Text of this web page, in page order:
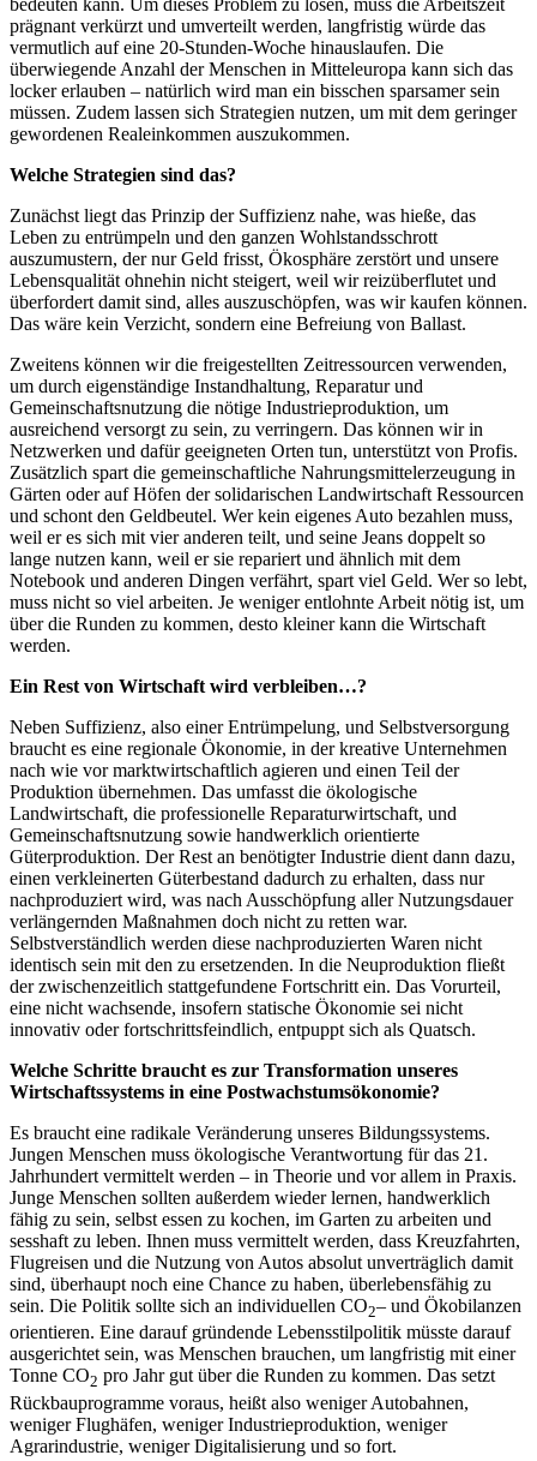
bedeuten kann. Um dieses Problem zu lösen, muss die Arbeitszeit
prägnant verkürzt und umverteilt werden, langfristig würde das
vermutlich auf eine 20-Stunden-Woche hinauslaufen. Die
überwiegende Anzahl der Menschen in Mitteleuropa kann sich das
locker erlauben – natürlich wird man ein bisschen sparsamer sein
müssen. Zudem lassen sich Strategien nutzen, um mit dem geringer
gewordenen Realeinkommen auszukommen.
Welche Strategien sind das?
Zunächst liegt das Prinzip der Suffizienz nahe, was hieße, das
Leben zu entrümpeln und den ganzen Wohlstandsschrott
auszumustern, der nur Geld frisst, Ökosphäre zerstört und unsere
Lebensqualität ohnehin nicht steigert, weil wir reizüberflutet und
überfordert damit sind, alles auszuschöpfen, was wir kaufen können.
Das wäre kein Verzicht, sondern eine Befreiung von Ballast.
Zweitens können wir die freigestellten Zeitressourcen verwenden,
um durch eigenständige Instandhaltung, Reparatur und
Gemeinschaftsnutzung die nötige Industrieproduktion, um
ausreichend versorgt zu sein, zu verringern. Das können wir in
Netzwerken und dafür geeigneten Orten tun, unterstützt von Profis.
Zusätzlich spart die gemeinschaftliche Nahrungsmittelerzeugung in
Gärten oder auf Höfen der solidarischen Landwirtschaft Ressourcen
und schont den Geldbeutel. Wer kein eigenes Auto bezahlen muss,
weil er es sich mit vier anderen teilt, und seine Jeans doppelt so
lange nutzen kann, weil er sie repariert und ähnlich mit dem
Notebook und anderen Dingen verfährt, spart viel Geld. Wer so lebt,
muss nicht so viel arbeiten. Je weniger entlohnte Arbeit nötig ist, um
über die Runden zu kommen, desto kleiner kann die Wirtschaft
werden.
Ein Rest von Wirtschaft wird verbleiben…?
Neben Suffizienz, also einer Entrümpelung, und Selbstversorgung
braucht es eine regionale Ökonomie, in der kreative Unternehmen
nach wie vor marktwirtschaftlich agieren und einen Teil der
Produktion übernehmen. Das umfasst die ökologische
Landwirtschaft, die professionelle Reparaturwirtschaft, und
Gemeinschaftsnutzung sowie handwerklich orientierte
Güterproduktion. Der Rest an benötigter Industrie dient dann dazu,
einen verkleinerten Güterbestand dadurch zu erhalten, dass nur
nachproduziert wird, was nach Ausschöpfung aller Nutzungsdauer
verlängernden Maßnahmen doch nicht zu retten war.
Selbstverständlich werden diese nachproduzierten Waren nicht
identisch sein mit den zu ersetzenden. In die Neuproduktion fließt
der zwischenzeitlich stattgefundene Fortschritt ein. Das Vorurteil,
eine nicht wachsende, insofern statische Ökonomie sei nicht
innovativ oder fortschrittsfeindlich, entpuppt sich als Quatsch.
Welche Schritte braucht es zur Transformation unseres
Wirtschaftssystems in eine Postwachstumsökonomie?
Es braucht eine radikale Veränderung unseres Bildungssystems.
Jungen Menschen muss ökologische Verantwortung für das 21.
Jahrhundert vermittelt werden – in Theorie und vor allem in Praxis.
Junge Menschen sollten außerdem wieder lernen, handwerklich
fähig zu sein, selbst essen zu kochen, im Garten zu arbeiten und
sesshaft zu leben. Ihnen muss vermittelt werden, dass Kreuzfahrten,
Flugreisen und die Nutzung von Autos absolut unverträglich damit
sind, überhaupt noch eine Chance zu haben, überlebensfähig zu
sein. Die Politik sollte sich an individuellen CO2– und Ökobilanzen
orientieren. Eine darauf gründende Lebensstilpolitik müsste darauf
ausgerichtet sein, was Menschen brauchen, um langfristig mit einer
Tonne CO2 pro Jahr gut über die Runden zu kommen. Das setzt
Rückbauprogramme voraus, heißt also weniger Autobahnen,
weniger Flughäfen, weniger Industrieproduktion, weniger
Agrarindustrie, weniger Digitalisierung und so fort.